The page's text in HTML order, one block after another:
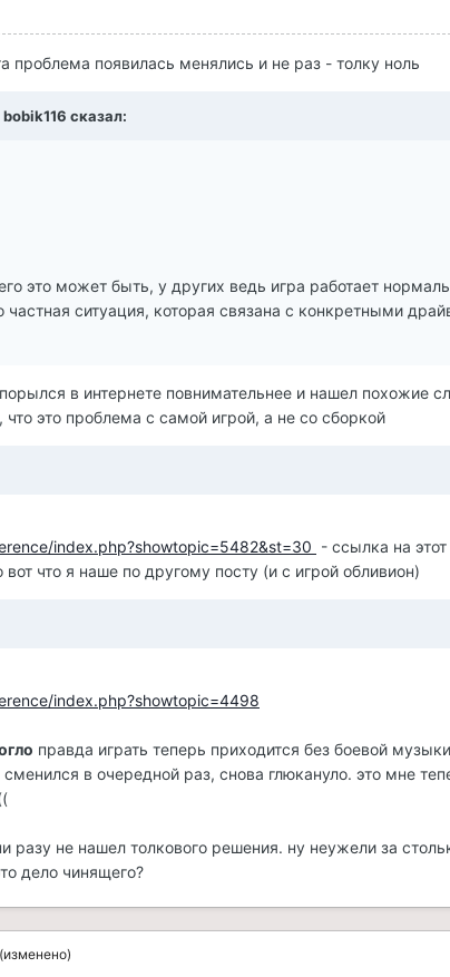
проблема появилась менялись и не раз - толку ноль
сказал:
это может быть, у других ведь игра работает
частная ситуация, которая связана с конкретными
в интернете повнимательнее и нашел похожие
это проблема с самой игрой, а не со сборкой
index.php?showtopic=5482&st=30 - ссылка на этот
вот что я наше по другому посту (и с игрой обливион)
index.php?showtopic=4498
правда играть теперь приходится без боевой
в очередной раз, снова глюкануло. это мне
разу не нашел толкового решения. ну неужели за
дело чинящего?
(изменено)